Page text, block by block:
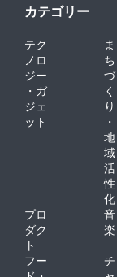
カテゴリー
テク
ノロ
ジー
・ガ
ジェ
ット
ま
ち
づ
く
り
・
地
域
活
性
化
プロ
ダク
ト
音
楽
フー
チ